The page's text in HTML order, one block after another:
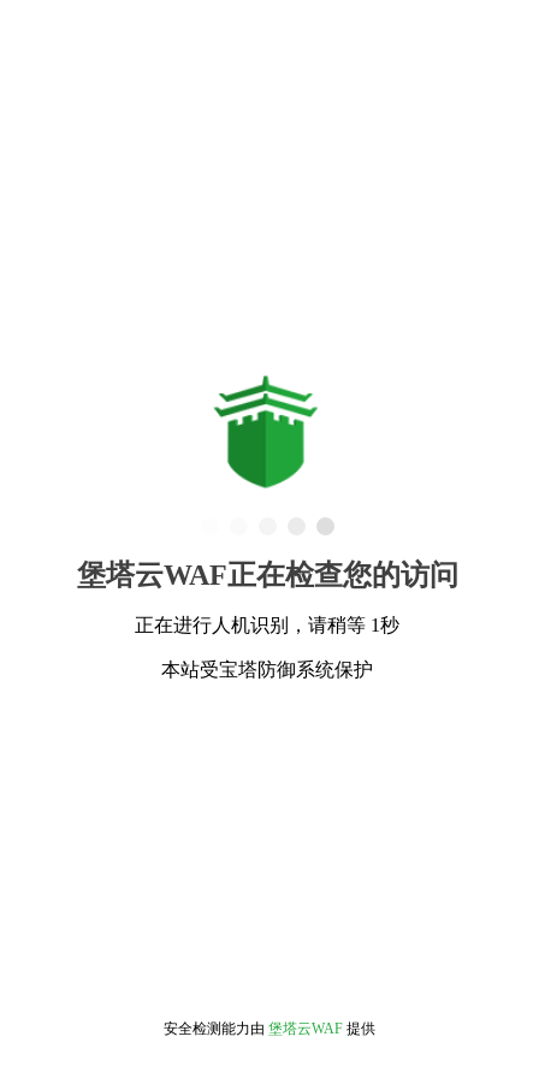
堡塔云WAF正在检查您的访问
正在进行人机识别，请稍等 1秒
本站受宝塔防御系统保护
安全检测能力由 堡塔云WAF 提供